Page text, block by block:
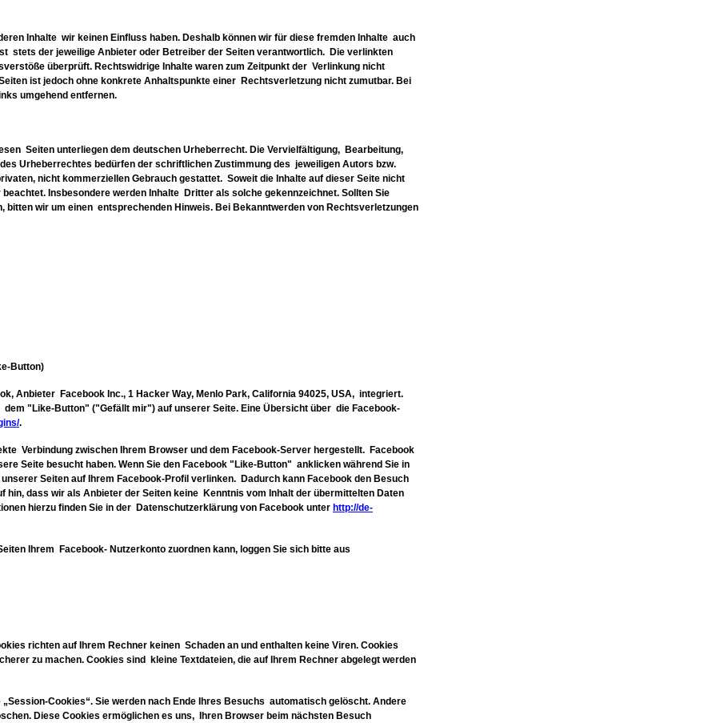
Inhalte wir keinen Einfluss haben. Deshalb können wir für diese fremden Inhalte auch
stets der jeweilige Anbieter oder Betreiber der Seiten verantwortlich. Die verlinkten
überprüft. Rechtswidrige Inhalte waren zum Zeitpunkt der Verlinkung nicht
ist jedoch ohne konkrete Anhaltspunkte einer Rechtsverletzung nicht zumutbar. Bei
umgehend entfernen.
Seiten unterliegen dem deutschen Urheberrecht. Die Vervielfältigung, Bearbeitung,
Urheberrechtes bedürfen der schriftlichen Zustimmung des jeweiligen Autors bzw.
nicht kommerziellen Gebrauch gestattet. Soweit die Inhalte auf dieser Seite nicht
Insbesondere werden Inhalte Dritter als solche gekennzeichnet. Sollten Sie
wir um einen entsprechenden Hinweis. Bei Bekanntwerden von Rechtsverletzungen
Button)
Anbieter Facebook Inc., 1 Hacker Way, Menlo Park, California 94025, USA, integriert.
"Like-Button" ("Gefällt mir") auf unserer Seite. Eine Übersicht über die Facebook-
.
Verbindung zwischen Ihrem Browser und dem Facebook-Server hergestellt. Facebook
Seite besucht haben. Wenn Sie den Facebook "Like-Button" anklicken während Sie in
Seiten auf Ihrem Facebook-Profil verlinken. Dadurch kann Facebook den Besuch
dass wir als Anbieter der Seiten keine Kenntnis vom Inhalt der übermittelten Daten
hierzu finden Sie in der Datenschutzerklärung von Facebook unter http://de-
Ihrem Facebook- Nutzerkonto zuordnen kann, loggen Sie sich bitte aus
richten auf Ihrem Rechner keinen Schaden an und enthalten keine Viren. Cookies
zu machen. Cookies sind kleine Textdateien, die auf Ihrem Rechner abgelegt werden
Cookies“. Sie werden nach Ende Ihres Besuchs automatisch gelöscht. Andere
Diese Cookies ermöglichen es uns, Ihren Browser beim nächsten Besuch